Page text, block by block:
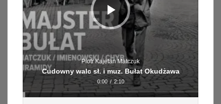
Piotr Kajetan Matczuk
Cudowny walc sł. i muz. Bułat Okudżawa
0:00 / 2:10